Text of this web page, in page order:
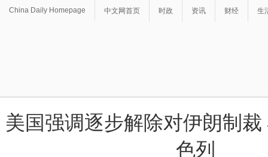
China Daily Homepage 中文网首页 时政 资讯 财经 生
美国强调逐步解除对伊朗制
色列